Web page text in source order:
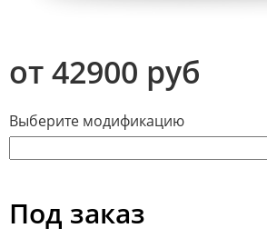
от 42900 руб
Выберите модификацию
Под заказ